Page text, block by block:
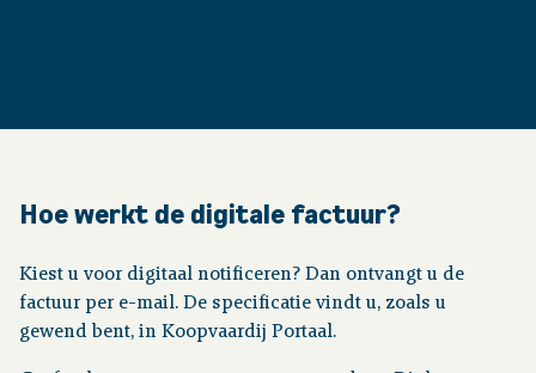
Hoe werkt de digitale factuur?
Kiest u voor digitaal notificeren? Dan ontvangt u de
factuur per e-mail. De specificatie vindt u, zoals u
gewend bent, in Koopvaardij Portaal.